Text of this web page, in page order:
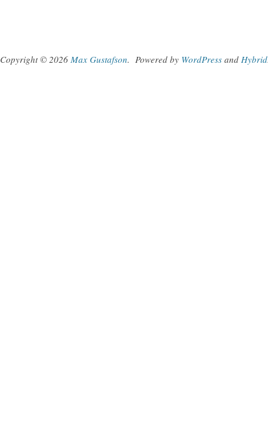
Copyright © 2026 Max Gustafson. Powered by WordPress and Hybrid